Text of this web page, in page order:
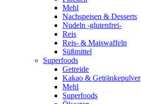
Mehl
Nachspeisen & Desserts
Nudeln -glutenfrei-
Reis
Reis- & Maiswaffeln
Süßmittel
Superfoods
Getreide
Kakao & Getränkepulver
Mehl
Superfoods